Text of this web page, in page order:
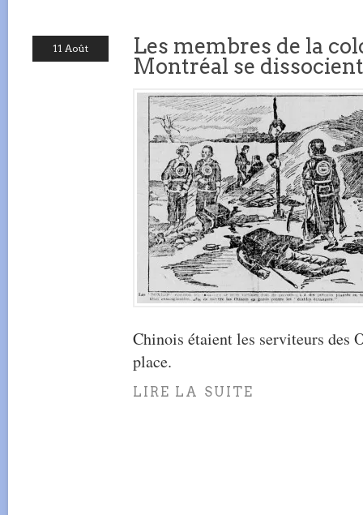
11 Août
Les membres de la
Montréal se
Chinois étaient les serviteurs des
place.
LIRE LA SUITE